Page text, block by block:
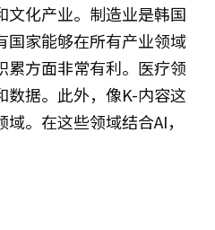
文化产业。制造业是韩国
国家能够在所有产业领域
累方面非常有利。医疗领
数据。此外，像K-内容这
。在这些领域结合AI，